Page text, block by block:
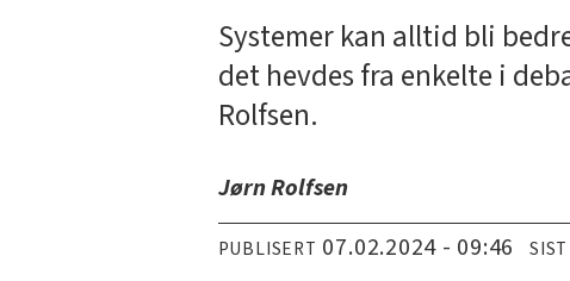
Systemer kan alltid bli
det hevdes fra enkelte i
Rolfsen.
Jørn Rolfsen
PUBLISERT 07.02.2024 - 09:46